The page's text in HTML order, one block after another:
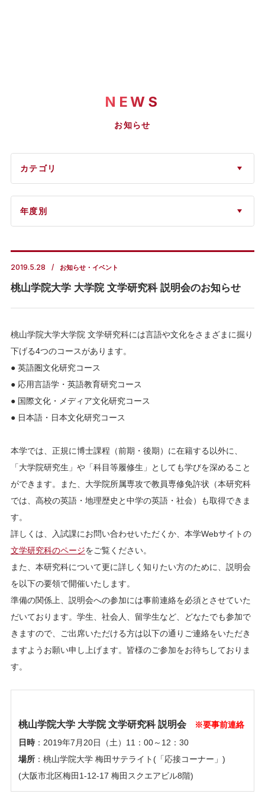
NEWS
お知らせ
2019.5.28 お知らせ・イベント
桃山学院大学 大学院 文学研究科 説明会のお知らせ
桃山学院大学大学院 文学研究科には言語や文化をさまざまに掘り
下げる4つのコースがあります。
● 英語圏文化研究コース
● 応用言語学・英語教育研究コース
● 国際文化・メディア文化研究コース
● 日本語・日本文化研究コース
本学では、正規に博士課程（前期・後期）に在籍する以外に、
「大学院研究生」や「科目等履修生」としても学びを深めること
ができます。また、大学院所属専攻で教員専修免許状（本研究科
では、高校の英語・地理歴史と中学の英語・社会）も取得できま
す。
詳しくは、入試課にお問い合わせいただくか、本学Webサイトの
文学研究科のページをご覧ください。
また、本研究科について更に詳しく知りたい方のために、説明会
を以下の要領で開催いたします。
準備の関係上、説明会への参加には事前連絡を必須とさせていた
だいております。学生、社会人、留学生など、どなたでも参加で
きますので、ご出席いただける方は以下の通りご連絡をいただき
ますようお願い申し上げます。皆様のご参加をお待ちしておりま
す。
桃山学院大学 大学院 文学研究科 説明会
※要事前連絡
日時：2019年7月20日（土）11：00～12：30
場所：桃山学院大学 梅田サテライト(「応接コーナー」)
(大阪市北区梅田1-12-17 梅田スクエアビル8階)
カテゴリ
年度別